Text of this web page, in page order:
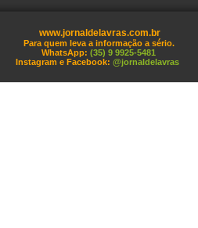
www.jornaldelavras.com.br
Para quem leva a informação a sério.
WhatsApp: (35) 9 9925-5481
Instagram e Facebook: @jornaldelavras